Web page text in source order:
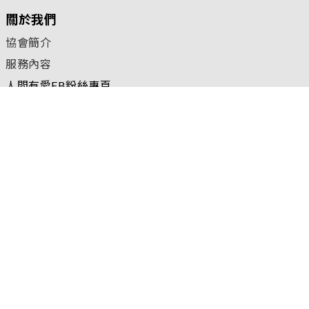
關於我們
協會簡介
服務內容
人間有愛FB粉絲專頁